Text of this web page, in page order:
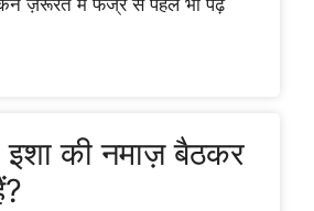
ज़रूरत में फज्र से पहले भी पढ़
इशा की नमाज़ बैठकर